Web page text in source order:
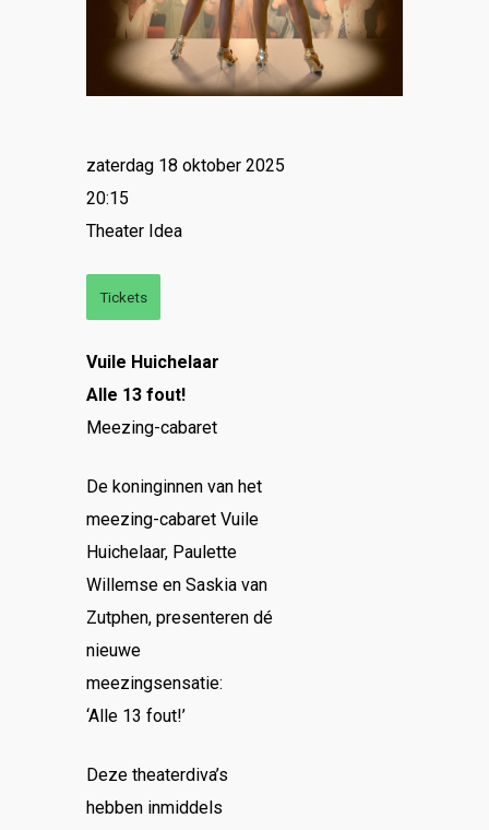
Vuile Huichelaar
Alle 13 fout!
Meezing-cabaret
De koninginnen van het
meezing-cabaret Vuile
Huichelaar, Paulette
Willemse en Saskia van
Zutphen, presenteren dé
nieuwe
meezingsensatie:
‘Alle 13 fout!’
Deze theaterdiva’s
hebben inmiddels
zaterdag 18 oktober 2025
20:15
Theater Idea
Tickets